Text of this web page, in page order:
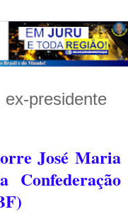
presidente
José Maria
Confederação